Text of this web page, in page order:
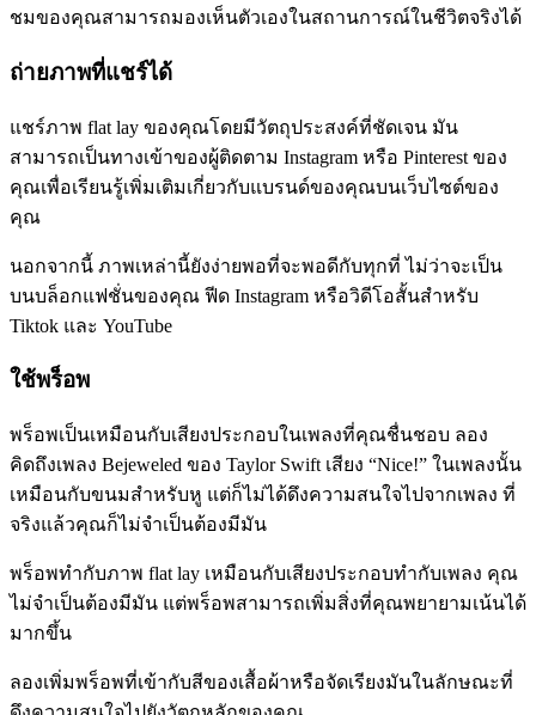
ชมของคุณสามารถมองเห็นตัวเองในสถานการณ์ในชีวิตจริงได้
ถ่ายภาพที่แชร์ได้
แชร์ภาพ flat lay ของคุณโดยมีวัตถุประสงค์ที่ชัดเจน มัน
สามารถเป็นทางเข้าของผู้ติดตาม Instagram หรือ Pinterest ของ
คุณเพื่อเรียนรู้เพิ่มเติมเกี่ยวกับแบรนด์ของคุณบนเว็บไซต์ของ
คุณ
นอกจากนี้ ภาพเหล่านี้ยังง่ายพอที่จะพอดีกับทุกที่ ไม่ว่าจะเป็น
บนบล็อกแฟชั่นของคุณ ฟีด Instagram หรือวิดีโอสั้นสำหรับ
Tiktok และ YouTube
ใช้พร็อพ
พร็อพเป็นเหมือนกับเสียงประกอบในเพลงที่คุณชื่นชอบ ลอง
คิดถึงเพลง Bejeweled ของ Taylor Swift เสียง “Nice!” ในเพลงนั้น
เหมือนกับขนมสำหรับหู แต่ก็ไม่ได้ดึงความสนใจไปจากเพลง ที่
จริงแล้วคุณก็ไม่จำเป็นต้องมีมัน
พร็อพทำกับภาพ flat lay เหมือนกับเสียงประกอบทำกับเพลง คุณ
ไม่จำเป็นต้องมีมัน แต่พร็อพสามารถเพิ่มสิ่งที่คุณพยายามเน้นได้
มากขึ้น
ลองเพิ่มพร็อพที่เข้ากับสีของเสื้อผ้าหรือจัดเรียงมันในลักษณะที่